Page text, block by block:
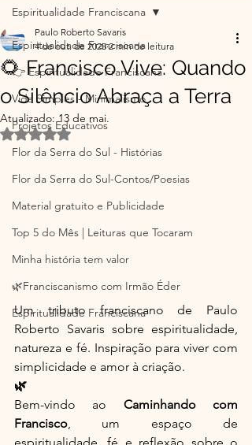
Espiritualidade Franciscana
👉 Espiritualidade Franciscana
Vida Simples - Minimalismo
Projetos Educativos
Flor da Serra do Sul - Histórias
Flor da Serra do Sul-Contos/Poesias
Material gratuito e Publicidade
Top 5 do Mês | Leituras que Tocaram
Minha história tem valor
🌿Franciscanismo com Irmão Éder
Espiritualidade Franciscana
Espiritualidade Franciscana
🌻 Francisco Vive: Quando
o Silêncio Abraça a Terra
Paulo Roberto Savaris
4 de out. de 2025 2 min de leitura
Atualizado:13 de mai.
Avaliado com NaN de 5 estrelas.
Um tributo franciscano de Paulo
Roberto Savaris sobre espiritualidade,
natureza e fé. Inspiração para viver com
simplicidade e amor à criação.
🌿
Bem-vindo ao Caminhando com
Francisco, um espaço de